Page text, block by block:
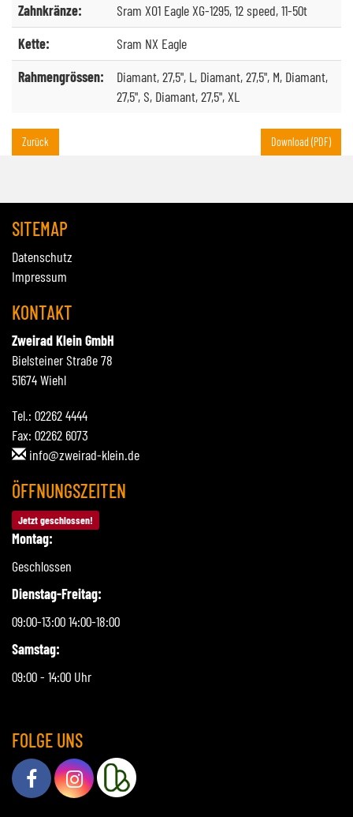
Zahnkränze:
Sram XO1 Eagle XG-1295, 12 speed, 11-50t
Kette:
Sram NX Eagle
Rahmengrössen:
Diamant, 27,5", L, Diamant, 27,5", M, Diamant,
27,5", S, Diamant, 27,5", XL
Zurück Download (PDF)
SITEMAP
Datenschutz
Impressum
KONTAKT
Zweirad Klein GmbH
Bielsteiner Straße 78
51674 Wiehl
Tel.: 02262 4444
Fax: 02262 6073
info@zweirad-klein.de
ÖFFNUNGSZEITEN
Jetzt geschlossen!
Montag:
Geschlossen
Dienstag-Freitag:
09:00-13:00 14:00-18:00
Samstag:
09:00 - 14:00 Uhr
FOLGE UNS